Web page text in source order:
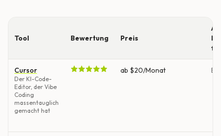
Tool Bewertung Preis
Cursor
Der KI-Code-
Editor, der Vibe
Coding
massentauglich
gemacht hat
ab $20/Monat